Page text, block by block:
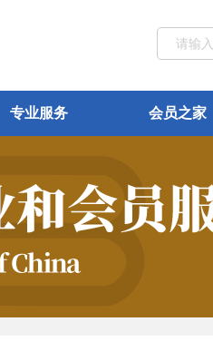
专业服务 会员之家